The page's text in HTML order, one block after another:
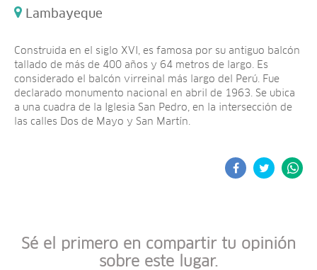
Lambayeque
Construida en el siglo XVI, es famosa por su antiguo balcón
tallado de más de 400 años y 64 metros de largo. Es
considerado el balcón virreinal más largo del Perú. Fue
declarado monumento nacional en abril de 1963. Se ubica
a una cuadra de la Iglesia San Pedro, en la intersección de
las calles Dos de Mayo y San Martín.
Sé el primero en compartir tu opinión
sobre este lugar.